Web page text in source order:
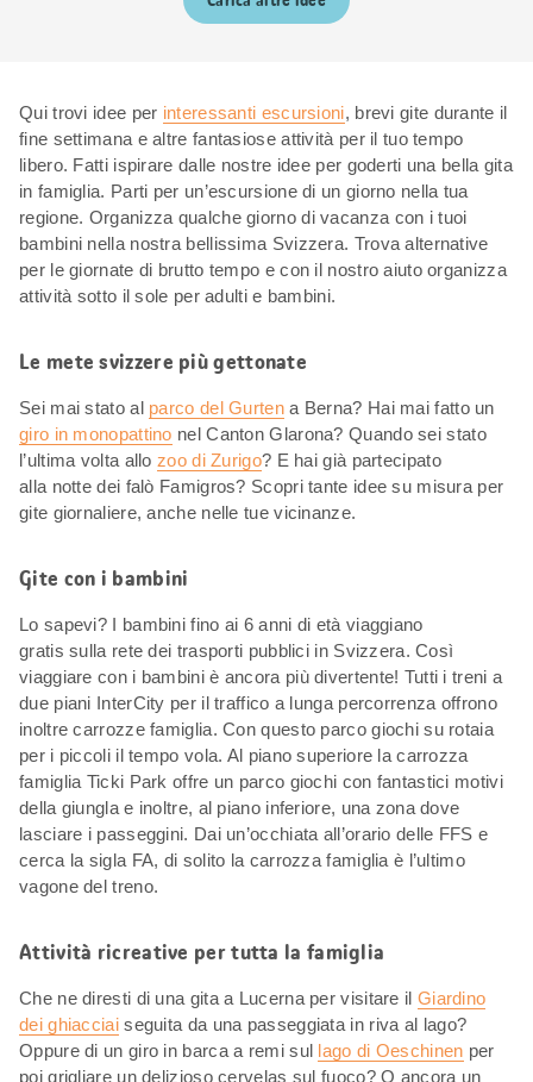
Qui trovi idee per interessanti escursioni, brevi gite durante il
fine settimana e altre fantasiose attività per il tuo tempo
libero. Fatti ispirare dalle nostre idee per goderti una bella gita
in famiglia. Parti per un’escursione di un giorno nella tua
regione. Organizza qualche giorno di vacanza con i tuoi
bambini nella nostra bellissima Svizzera. Trova alternative
per le giornate di brutto tempo e con il nostro aiuto organizza
attività sotto il sole per adulti e bambini.
Le mete svizzere più gettonate
Sei mai stato al parco del Gurtena Berna? Hai mai fatto un
giro in monopattino nel Canton Glarona? Quando sei stato
l’ultima volta allozoo di Zurigo? E hai già partecipato
alla notte dei falò Famigros? Scopri tante idee su misura per
gite giornaliere, anche nelle tue vicinanze.
Gite con i bambini
Lo sapevi? I bambini fino ai 6 anni di età viaggiano
gratis sulla rete dei trasporti pubblici in Svizzera. Così
viaggiare con i bambini è ancora più divertente! Tutti i treni a
due piani InterCity per il traffico a lunga percorrenza offrono
inoltre carrozze famiglia. Con questo parco giochi su rotaia
per i piccoli il tempo vola. Al piano superiore la carrozza
famiglia Ticki Park offre un parco giochi con fantastici motivi
della giungla e inoltre, al piano inferiore, una zona dove
lasciare i passeggini. Dai un’occhiata all’orario delle FFS e
cerca la sigla FA, di solito la carrozza famiglia è l’ultimo
vagone del treno.
Attività ricreative per tutta la famiglia
Che ne diresti di una gita a Lucerna per visitare il Giardino
dei ghiacciaiseguita da una passeggiata in riva al lago?
Oppure di un giro in barca a remi sul lago di Oeschinen per
poi grigliare un delizioso cervelas sul fuoco? O ancora un